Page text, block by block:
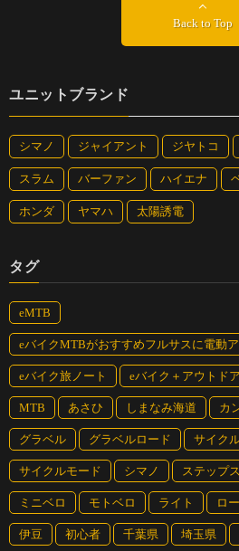
でペダルを早く回すヒルクライムなど
るので、電動アシスト自転車のフィー
ので、毎日の通学や通勤で長めの距離
ソニックローズレッド
うモデルなのでカラーバリエー
リーズより充実している。ペダル
て自分仕様に仕上げるのもいい
フレーム●フォーミングアルミ
フロントフォーク●アルミ
ハンドル●アルミフラットバー（
タイヤ●CST C1953 700×38C
Back to Top
ユニットブランド
シマノ ジャイアント ジヤトコ
スラム バーファン ハイエナ
ホンダ ヤマハ 太陽誘電
タグ
eMTB
eバイクMTBがおすすめフルサスに電動
eバイク旅ノート eバイク＋アウトド
MTB あさひ しまなみ海道 カ
グラベル グラベルロード サイク
サイクルモード シマノ ステップス
ミニベロ モトベロ ライト ロ
伊豆 初心者 千葉県 埼玉県